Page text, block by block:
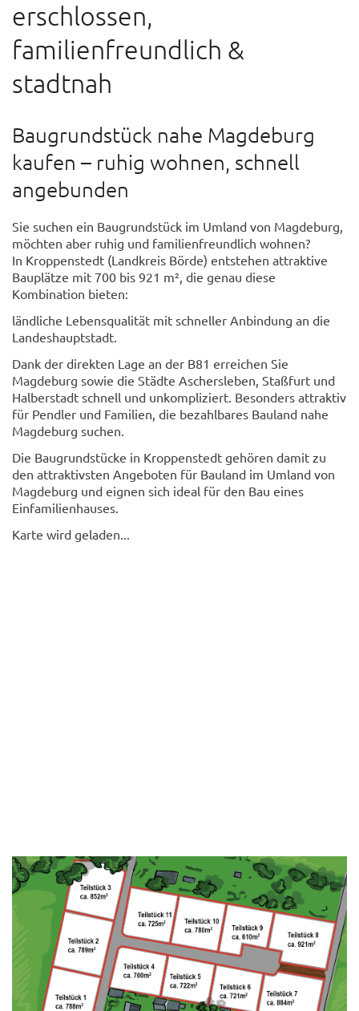
erschlossen,
familienfreundlich &
stadtnah
Baugrundstück nahe Magdeburg
kaufen – ruhig wohnen, schnell
angebunden
Sie suchen ein Baugrundstück im Umland von Magdeburg,
möchten aber ruhig und familienfreundlich wohnen?
In Kroppenstedt (Landkreis Börde) entstehen attraktive
Bauplätze mit 700 bis 921 m², die genau diese
Kombination bieten:
ländliche Lebensqualität mit schneller Anbindung an die
Landeshauptstadt.
Dank der direkten Lage an der B81 erreichen Sie
Magdeburg sowie die Städte Aschersleben, Staßfurt und
Halberstadt schnell und unkompliziert. Besonders attraktiv
für Pendler und Familien, die bezahlbares Bauland nahe
Magdeburg suchen.
Die Baugrundstücke in Kroppenstedt gehören damit zu
den attraktivsten Angeboten für Bauland im Umland von
Magdeburg und eignen sich ideal für den Bau eines
Einfamilienhauses.
Karte wird geladen...